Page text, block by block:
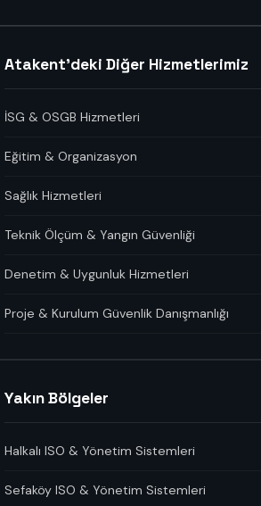
Atakent'deki Diğer Hizmetlerimiz
İSG & OSGB Hizmetleri
Eğitim & Organizasyon
Sağlık Hizmetleri
Teknik Ölçüm & Yangın Güvenliği
Denetim & Uygunluk Hizmetleri
Proje & Kurulum Güvenlik Danışmanlığı
Yakın Bölgeler
Halkalı ISO & Yönetim Sistemleri
Sefaköy ISO & Yönetim Sistemleri